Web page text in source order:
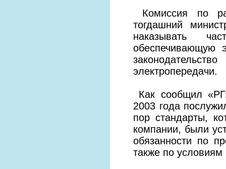
Комиссия по
тогдашний
наказывать
обеспечивающую
электропередачи.
Как сообщил
2003 года
пор стандарты,
компании, были
обязанности по
также по условиям